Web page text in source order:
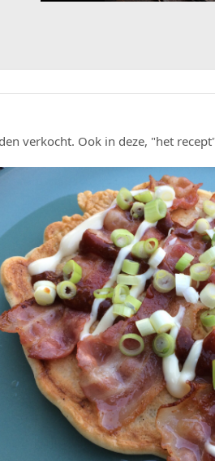
verkocht. Ook in deze, "het